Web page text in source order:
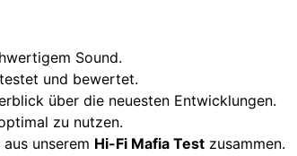
Sound.
und bewertet.
über die neuesten Entwicklungen.
zu nutzen.
unserem Hi-Fi Mafia Test zusammen.